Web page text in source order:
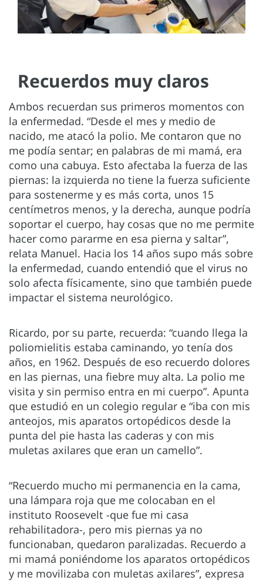
Recuerdos muy claros
Ambos recuerdan sus primeros momentos con
la enfermedad. “Desde el mes y medio de
nacido, me atacó la polio. Me contaron que no
me podía sentar; en palabras de mi mamá, era
como una cabuya. Esto afectaba la fuerza de las
piernas: la izquierda no tiene la fuerza suficiente
para sostenerme y es más corta, unos 15
centímetros menos, y la derecha, aunque podría
soportar el cuerpo, hay cosas que no me permite
hacer como pararme en esa pierna y saltar”,
relata Manuel. Hacia los 14 años supo más sobre
la enfermedad, cuando entendió que el virus no
solo afecta físicamente, sino que también puede
impactar el sistema neurológico.
Ricardo, por su parte, recuerda: “cuando llega la
poliomielitis estaba caminando, yo tenía dos
años, en 1962. Después de eso recuerdo dolores
en las piernas, una fiebre muy alta. La polio me
visita y sin permiso entra en mi cuerpo”. Apunta
que estudió en un colegio regular e “iba con mis
anteojos, mis aparatos ortopédicos desde la
punta del pie hasta las caderas y con mis
muletas axilares que eran un camello”.
“Recuerdo mucho mi permanencia en la cama,
una lámpara roja que me colocaban en el
instituto Roosevelt -que fue mi casa
rehabilitadora-, pero mis piernas ya no
funcionaban, quedaron paralizadas. Recuerdo a
mi mamá poniéndome los aparatos ortopédicos
y me movilizaba con muletas axilares”, expresa